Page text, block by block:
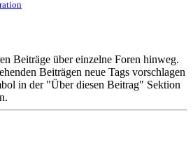
Beiträge über einzelne Foren hinweg.
Beiträgen neue Tags vorschlagen
in der "Über diesen Beitrag" Sektion